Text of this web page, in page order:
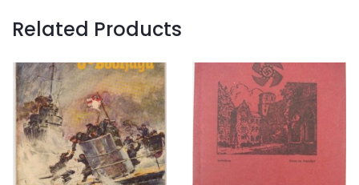
Related Products